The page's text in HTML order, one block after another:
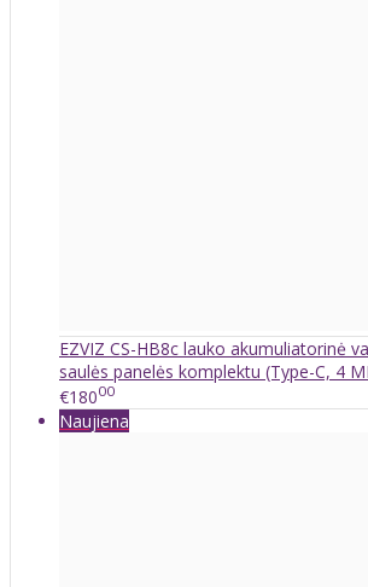
EZVIZ CS-HB8c lauko akumuliatorinė
saulės panelės komplektu (Type-C, 4
€18000
Naujiena